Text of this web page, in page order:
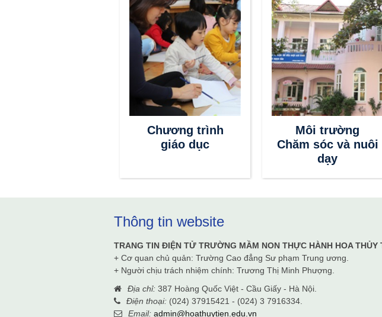
Chương trình
giáo dục
Môi trường
Chăm sóc và nuôi
dạy
Thông tin website
TRANG TIN ĐIỆN TỬ TRƯỜNG MẦM NON THỰC HÀNH HOA THỦY
+ Cơ quan chủ quản: Trường Cao đẳng Sư phạm Trung ương.
+ Người chịu trách nhiệm chính: Trương Thị Minh Phượng.
Địa chỉ: 387 Hoàng Quốc Việt - Cầu Giấy - Hà Nội.
Điện thoại: (024) 37915421 - (024) 3 7916334.
Email: admin@hoathuytien.edu.vn